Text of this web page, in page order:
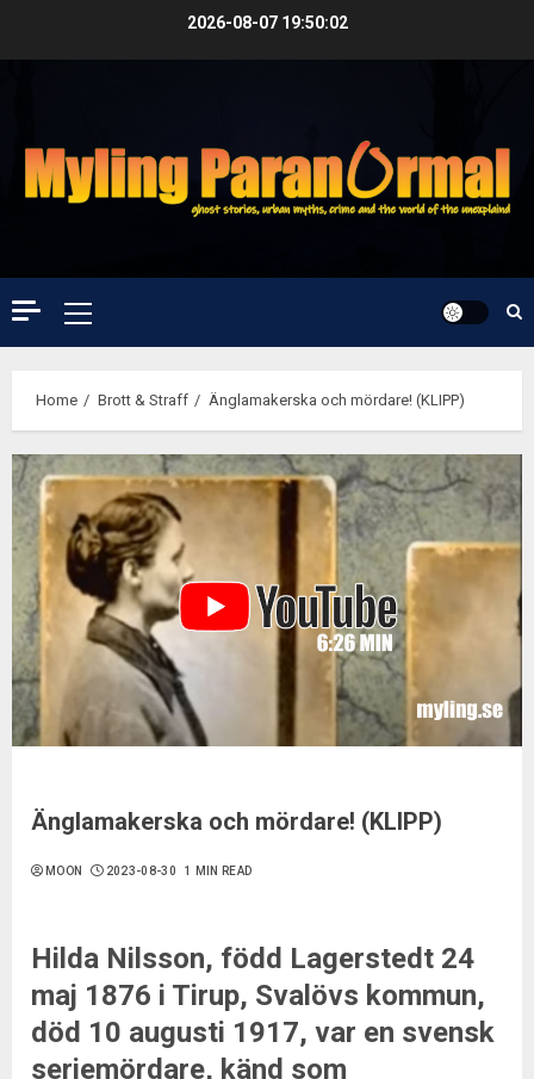
2026-08-07 19:50:02
Primary
Menu
Home Brott & Straff Änglamakerska och mördare! (KLIPP)
Änglamakerska och mördare! (KLIPP)
MOON 2023-08-30 1 MIN READ
Hilda Nilsson, född Lagerstedt 24
maj 1876 i Tirup, Svalövs kommun,
död 10 augusti 1917, var en svensk
seriemördare, känd som